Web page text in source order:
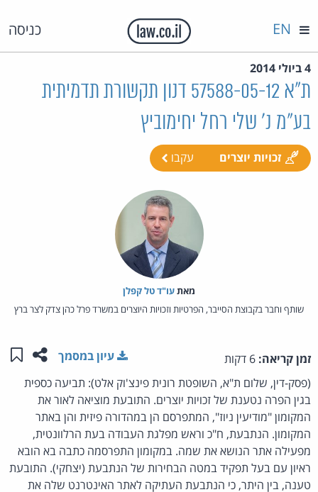
כניסה EN
4 ביולי 2014
ת"א 57588-05-12 דנון תקשורת תדמיתית
בע"מ נ' שלי רחל יחימוביץ
זכויות יוצרים עקבו
מאת‏עו"ד טל קפלן
שותף וחבר בקבוצת הסייבר, הפרטיות וזכויות היוצרים במשרד פרל כהן צדק לצר ברץ
זמן קריאה: שתפו
עיון במסמך
(פסק-דין, שלום ת"א, השופטת רונית פינצ'וק אלט): תביעה כספית
בגין הפרה נטענת של זכויות יוצרים. התובעת מוציאה לאור את
המקומון "מודיעין ניוז", המתפרסם הן במהדורה פיזית והן באתר
המקומון. הנתבעת, ח"כ וראש מפלגת העבודה בעת הרלוונטית,
מפעילה אתר הנושא את שמה. במקומון התפרסמה כתבה בא הובא
ראיון עם בעל תפקיד במטה הבחירות של הנתבעת (יצחקי). התובעת
טענה, בין היתר, כי הנתבעת העתיקה לאתר האינטרנט שלה את